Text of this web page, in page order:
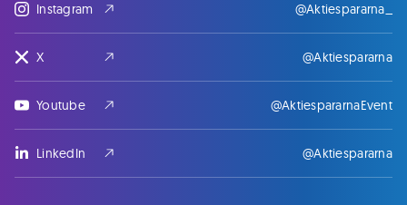
Instagram @Aktiespararna_
X @Aktiespararna
Youtube @AktiespararnaEvent
LinkedIn @Aktiespararna